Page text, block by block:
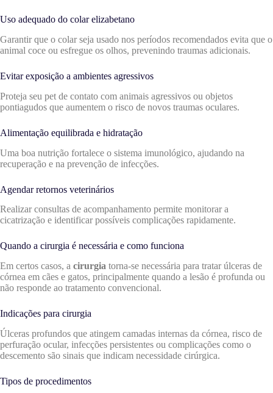
Uso adequado do colar elizabetano
Garantir que o colar seja usado nos períodos recomendados evita que o
animal coce ou esfregue os olhos, prevenindo traumas adicionais.
Evitar exposição a ambientes agressivos
Proteja seu pet de contato com animais agressivos ou objetos
pontiagudos que aumentem o risco de novos traumas oculares.
Alimentação equilibrada e hidratação
Uma boa nutrição fortalece o sistema imunológico, ajudando na
recuperação e na prevenção de infecções.
Agendar retornos veterinários
Realizar consultas de acompanhamento permite monitorar a
cicatrização e identificar possíveis complicações rapidamente.
Quando a cirurgia é necessária e como funciona
Em certos casos, a cirurgia torna-se necessária para tratar úlceras de
córnea em cães e gatos, principalmente quando a lesão é profunda ou
não responde ao tratamento convencional.
Indicações para cirurgia
Úlceras profundos que atingem camadas internas da córnea, risco de
perfuração ocular, infecções persistentes ou complicações como o
descemento são sinais que indicam necessidade cirúrgica.
Tipos de procedimentos